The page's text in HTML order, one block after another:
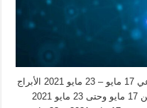
حظك لهذا الأسبوع توقعات برجك الاسبوعي 17 مايو – 23 مايو 2021 الأبراج
الاسبوعية، توقعات الأبراج لهذا الاسبوع من 17 مايو وحتى 23 مايو 2021